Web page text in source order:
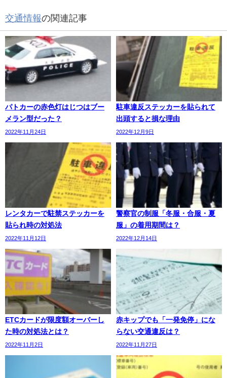
交通情報の関連記事
パトカーの赤色灯はじつはブー
メラン型だった？
2022年11月24日
駐車違反ステッカーを貼られて
出頭すると損な理由
2022年12月9日
レンタカーで駐禁ステッカーを
貼られ時の対処法
2022年11月12日
警察官の制服「冬服・合服・夏
服」の着用期間は？
2022年12月14日
ETCカードが限度額オーバーし
た時の対処法とは？
2022年11月2日
赤キップでも「一発免停」にな
らない交通違反は？
2022年11月27日